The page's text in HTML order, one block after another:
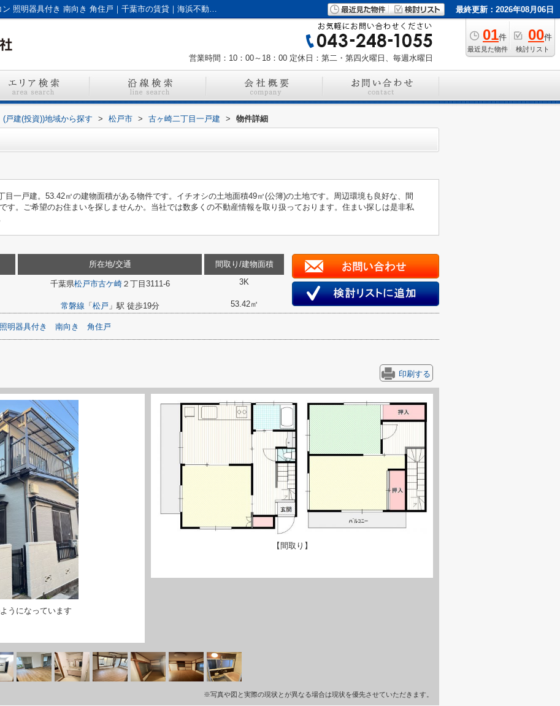
古ヶ崎二丁目一戸建｜バルコニー エアコン 照明器具付き 南向き 角住戸｜千葉市の賃貸｜海浜不動産株式会社 最終更新：2026年08月06日
01件
最近見た物件
00件
検討リスト
営業時間：10：00～18：00 定休日：第二・第四火曜日、毎週水曜日
(戸建(投資))地域から探す > 松戸市 > 古ヶ崎二丁目一戸建 > 物件詳細
目一戸建。53.42㎡の建物面積がある物件です。イチオシの土地面積49㎡(公簿)の土地です。周辺環境も良好な、間
す。ご希望のお住まいを探しませんか。当社では数多くの不動産情報を取り扱っております。住まい探しは是非私
所在地/交通
千葉県松戸市古ケ崎２丁目3111-6
常磐線 「 松戸 」駅 徒歩19分
間取り/建物面積
3K
53.42㎡
照明器具付き 南向き 角住戸
印刷する
うになっています
【間取り】
※写真や図と実際の現状とが異なる場合は現状を優先させていただきます。